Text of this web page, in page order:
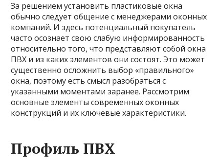
За решением установить пластиковые окна
обычно следует общение с менеджерами оконных
компаний. И здесь потенциальный покупатель
часто осознает свою слабую информированность
относительно того, что представляют собой окна
ПВХ и из каких элементов они состоят. Это может
существенно осложнить выбор «правильного»
окна, поэтому есть смысл разобраться с
указанными моментами заранее. Рассмотрим
основные элементы современных оконных
конструкций и их ключевые характеристики.
Профиль ПВХ